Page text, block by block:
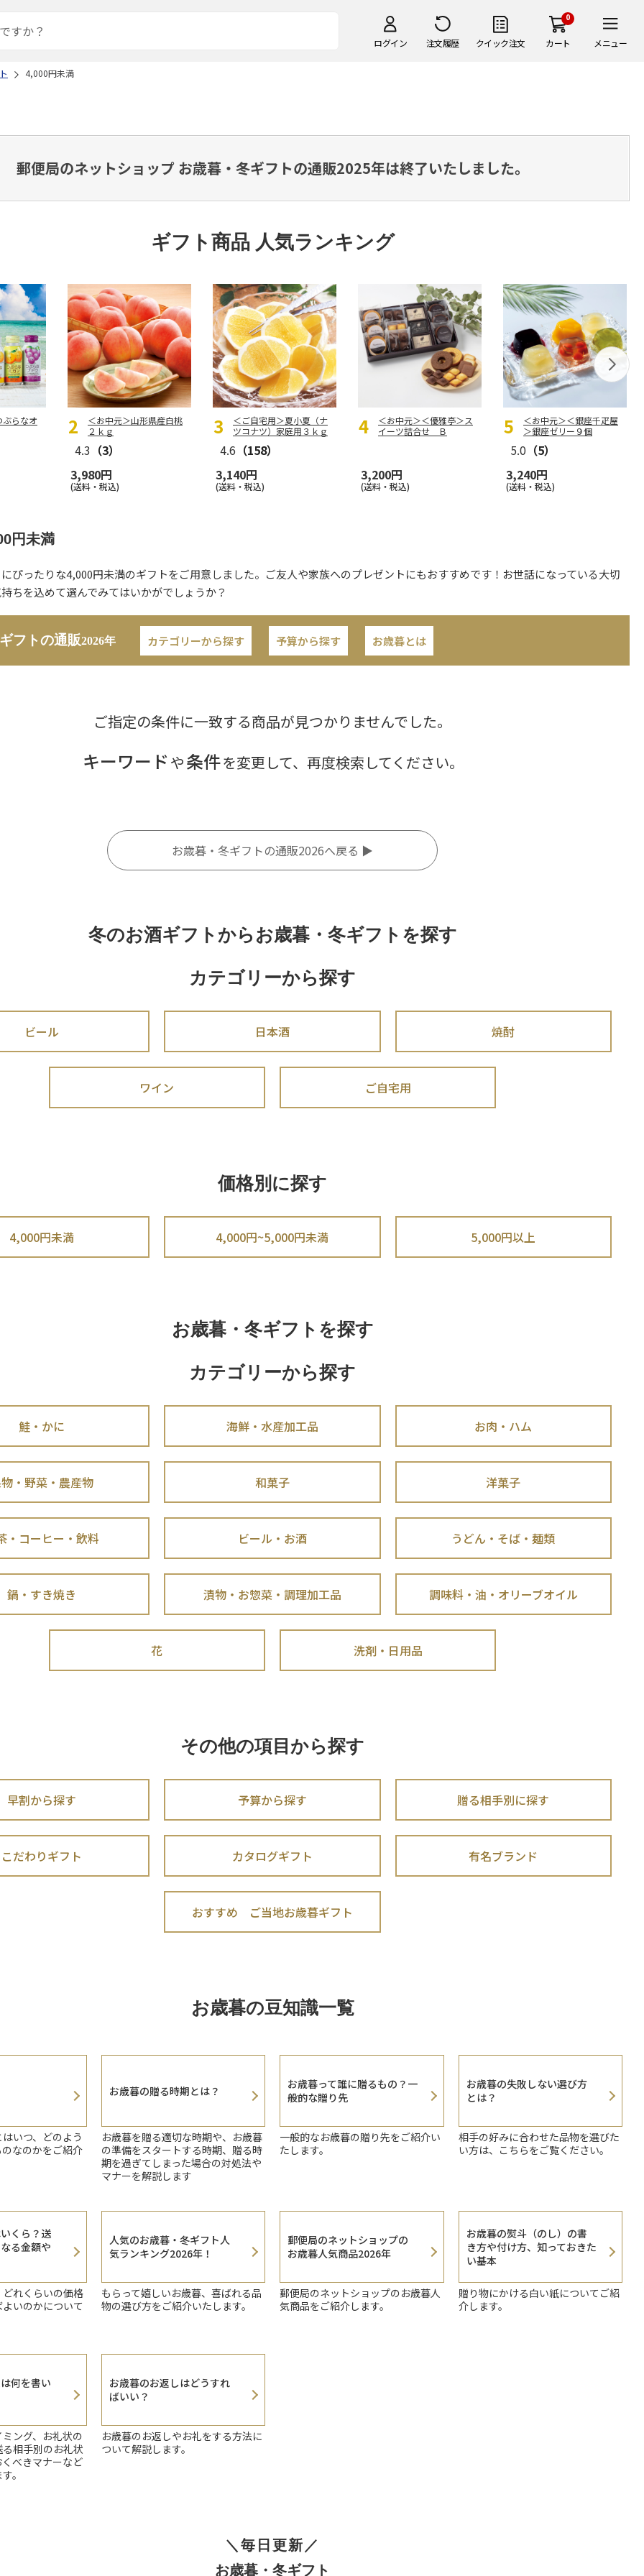
ログイン 注文履歴 クイック注文
0
カート メニュー
4,000円未満
郵便局のネットショップ お歳暮・冬ギフトの通販2025年は終了いたしました。
ギフト商品 人気ランキング
ぶらなオ
＜お中元＞山形県産白桃
２ｋｇ
4.3 （3）
3,980円
(送料・税込)
＜ご自宅用＞夏小夏（ナ
ツコナツ）家庭用３ｋｇ
4.6 （158）
3,140円
(送料・税込)
＜お中元＞＜優雅亭＞ス
イーツ詰合せ Ｂ
3,200円
(送料・税込)
＜お中元＞＜銀座千疋屋
＞銀座ゼリー９個
5.0 （5）
3,240円
(送料・税込)
円未満
ぴったりな4,000円未満のギフトをご用意しました。ご友人や家族へのプレゼントにもおすすめです！お世話になっている大切
ちを込めて選んでみてはいかがでしょうか？
フトの通販2026年 カテゴリーから探す 予算から探す お歳暮とは
ご指定の条件に一致する商品が見つかりませんでした。
キーワードや条件を変更して、再度検索してください。
お歳暮・冬ギフトの通販2026へ戻る ▶
冬のお酒ギフトからお歳暮・冬ギフトを探す
カテゴリーから探す
ビール 日本酒 焼酎
ワイン ご自宅用
価格別に探す
4,000円未満 4,000円~5,000円未満 5,000円以上
お歳暮・冬ギフトを探す
カテゴリーから探す
鮭・かに 海鮮・水産加工品 お肉・ハム
・野菜・農産物 和菓子 洋菓子
・コーヒー・飲料 ビール・お酒 うどん・そば・麺類
鍋・すき焼き 漬物・お惣菜・調理加工品 調味料・油・オリーブオイル
花 洗剤・日用品
その他の項目から探す
早割から探す 予算から探す 贈る相手別に探す
こだわりギフト カタログギフト 有名ブランド
おすすめ ご当地お歳暮ギフト
お歳暮の豆知識一覧
いつ、どのよう
なのかをご紹介
お歳暮の贈る時期とは？
お歳暮を贈る適切な時期や、お歳暮
の準備をスタートする時期、贈る時
期を過ぎてしまった場合の対処法や
マナーを解説します
お歳暮って誰に贈るもの？一
般的な贈り先
一般的なお歳暮の贈り先をご紹介い
たします。
お歳暮の失敗しない選び方
とは？
相手の好みに合わせた品物を選びた
い方は、こちらをご覧ください。
くら？送
る金額や
れくらいの価格
いのかについて
人気のお歳暮・冬ギフト人
気ランキング2026年！
もらって嬉しいお歳暮、喜ばれる品
物の選び方をご紹介いたします。
郵便局のネットショップの
お歳暮人気商品2026年
郵便局のネットショップのお歳暮人
気商品をご紹介します。
お歳暮の熨斗（のし）の書
き方や付け方、知っておきた
い基本
贈り物にかける白い紙についてご紹
介します。
何を書い
ング、お礼状の
相手別のお礼状
べきマナーなど
。
お歳暮のお返しはどうすれ
ばいい？
お歳暮のお返しやお礼をする方法に
ついて解説します。
＼毎日更新／
お歳暮・冬ギフト